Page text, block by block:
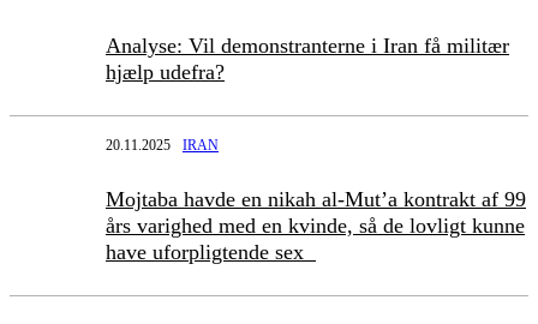
Analyse: Vil demonstranterne i Iran få militær
hjælp udefra?
20.11.2025 IRAN
Mojtaba havde en nikah al-Mut’a kontrakt af 99
års varighed med en kvinde, så de lovligt kunne
have uforpligtende sex